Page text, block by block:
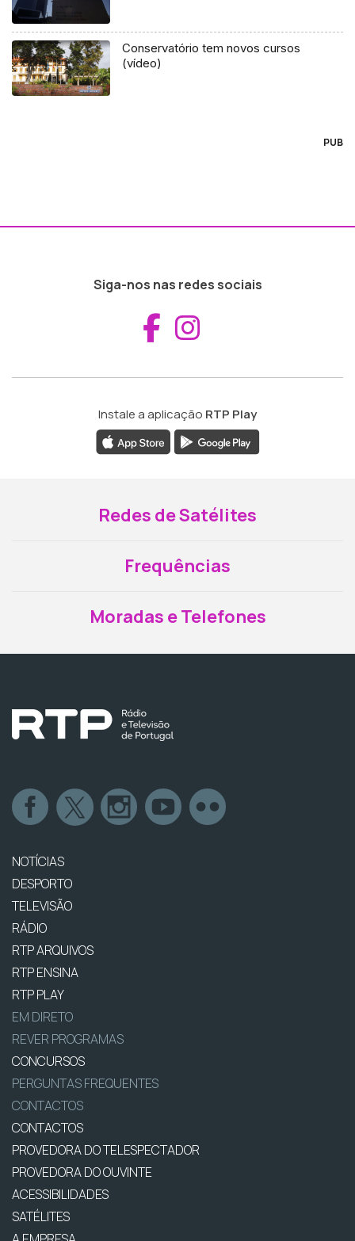
Conservatório tem novos cursos
(vídeo)
PUB
Siga-nos nas redes sociais
Aceder ao
Instale a aplicação RTP Play
Redes de Satélites
Frequências
Moradas e Telefones
NOTÍCIAS
DESPORTO
TELEVISÃO
RÁDIO
RTP ARQUIVOS
RTP ENSINA
RTP PLAY
EM DIRETO
REVER PROGRAMAS
CONCURSOS
PERGUNTAS FREQUENTES
CONTACTOS
CONTACTOS
PROVEDORA DO TELESPECTADOR
PROVEDORA DO OUVINTE
ACESSIBILIDADES
SATÉLITES